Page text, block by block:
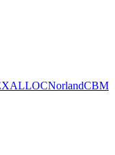
ALLOCNorlandCBM